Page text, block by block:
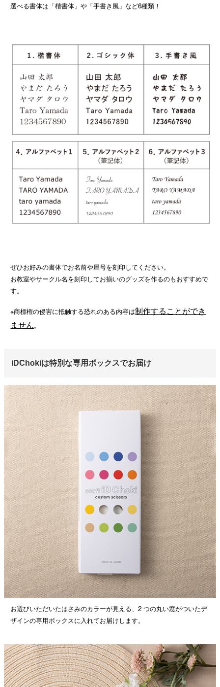
選べる書体は「楷書体」や「手書き風」など6種類！
ぜひお好みの書体でお名前や屋号を刻印してください。
お教室やサークル名を刻印してお揃いのグッズを作るのもおすすめで
す。
※商標権の侵害に抵触する恐れのある内容は制作することができ
ません。
iDChokiは特別な専用ボックスでお届け
お選びいただいたはさみのカラーが見える、2 つの丸い窓がついたデ
ザインの専用ボックスに入れてお届けします。